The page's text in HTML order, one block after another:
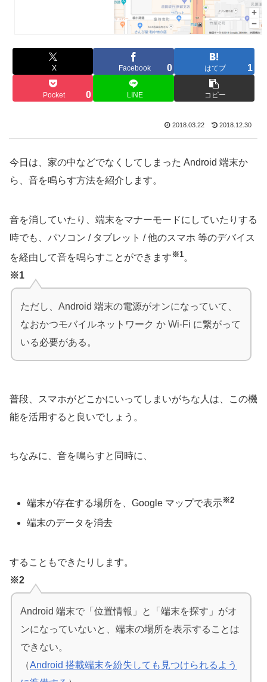
X Facebook 0 はてブ 1
Pocket 0 LINE コピー
2018.03.22 2018.12.30
今日は、家の中などでなくしてしまった Android 端末か
ら、音を鳴らす方法を紹介します。
音を消していたり、端末をマナーモードにしていたりする
時でも、パソコン / タブレット / 他のスマホ 等のデバイス
を経由して音を鳴らすことができます ※1。
※1
ただし、Android 端末の電源がオンになっていて、
なおかつモバイルネットワーク か Wi-Fi に繋がって
いる必要がある。
普段、スマホがどこかにいってしまいがちな人は、この機
能を活用すると良いでしょう。
ちなみに、音を鳴らすと同時に、
端末が存在する場所を、Google マップで表示※2
端末のデータを消去
することもできたりします。
※2
Android 端末で「位置情報」と「端末を探す」がオ
ンになっていないと、端末の場所を表示することは
できない。
（Android 搭載端末を紛失しても見つけられるよう